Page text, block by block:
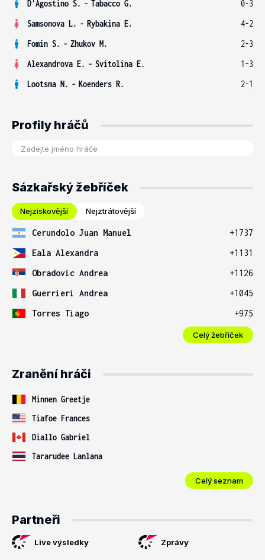
D'Agostino S. - Tabacco G.
0-3
Samsonova L. - Rybakina E.
4-2
Fomin S. - Zhukov M.
2-3
Alexandrova E. - Svitolina E.
1-3
Lootsma N. - Koenders R. 2-1
Profily hráčů
Sázkařský žebříček
Nejziskovější Nejztrátovější
Cerundolo Juan Manuel
+1737
Eala Alexandra
+1131
Obradovic Andrea
+1126
Guerrieri Andrea
+1045
Torres Tiago
+975
Celý žebříček
Zranění hráči
Minnen Greetje
Tiafoe Frances
Diallo Gabriel
Tararudee Lanlana
Celý seznam
Partneři
Live výsledky Zprávy